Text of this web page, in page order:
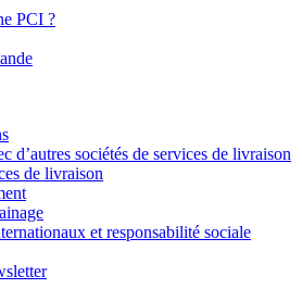
PCI ?
d’autres sociétés de services de livraison
de livraison
et responsabilité sociale